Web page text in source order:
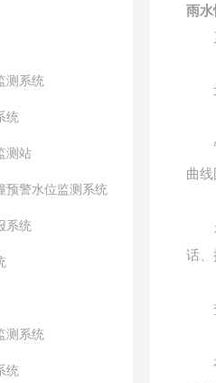
测系统
统
测站
预警水位监测系统
系统
测系统
统
雨
系
功
管
曲
示
话
查
存